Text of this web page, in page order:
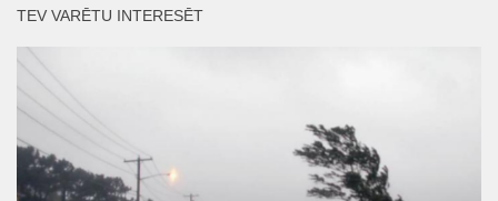
TEV VARĒTU INTERESĒT